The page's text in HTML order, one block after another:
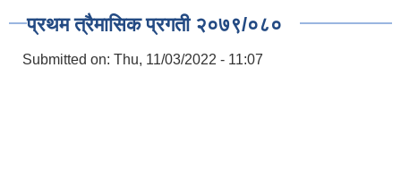
प्रथम त्रैमासिक प्रगती २०७९/०८०
Submitted on: Thu, 11/03/2022 - 11:07